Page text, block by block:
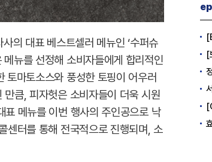
의 대표 베스트셀러 메뉴인 ‘수퍼슈
뉴를 선정해 소비자들에게 합리적인
토마토소스와 풍성한 토핑이 어우러
큼, 피자헛은 소비자들이 더욱 시원
메뉴를 이번 행사의 주인공으로 낙
센터를 통해 전국적으로 진행되며, 소
[